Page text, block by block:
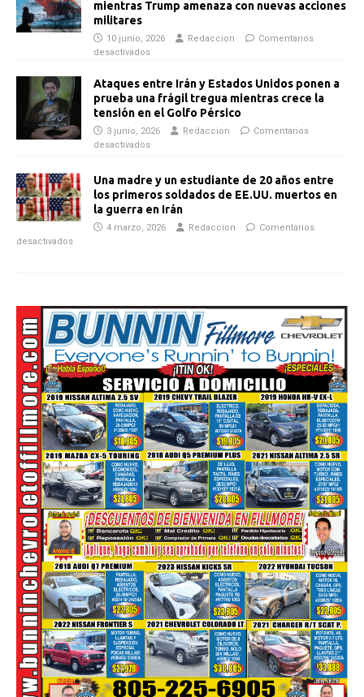
mientras Trump amenaza con nuevas acciones
militares
10 junio, 2026 Redaccion
Comentarios
desactivados
Ataques entre Irán y Estados Unidos ponen a
prueba una frágil tregua mientras crece la
tensión en el Golfo Pérsico
3 junio, 2026 Redaccion
Comentarios
desactivados
Una madre y un estudiante de 20 años entre
los primeros soldados de EE.UU. muertos en
la guerra en Irán
4 marzo, 2026 Redaccion
Comentarios
desactivados